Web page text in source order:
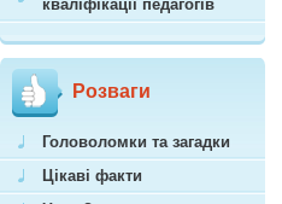
кваліфікації педагогів
Розваги
Головоломки та загадки
Цікаві факти